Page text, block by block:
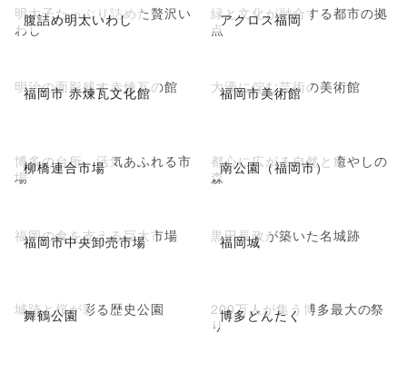
腹詰め明太いわし
明太子たっぷり詰めた贅沢い
わし
アクロス福岡
緑と文化が融合する都市の拠
点
福岡市 赤煉瓦文化館
明治の面影残す赤煉瓦の館 福岡市美術館
大濠に佇む芸術の美術館
柳橋連合市場
博多の台所、活気あふれる市
場
南公園（福岡市）
都心に広がる自然と癒やしの
森
福岡市中央卸売市場
福岡の食を支える巨大市場 福岡城
黒田長政が築いた名城跡
舞鶴公園
城跡と桜が彩る歴史公園 博多どんたく
200万人が集う博多最大の祭
り